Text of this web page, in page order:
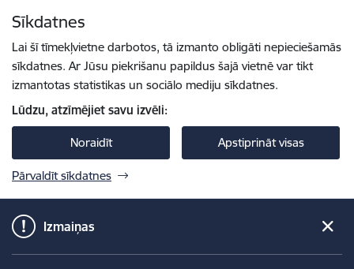
Sīkdatnes
Lai šī tīmekļvietne darbotos, tā izmanto obligāti nepieciešamās
sīkdatnes. Ar Jūsu piekrišanu papildus šajā vietnē var tikt
izmantotas statistikas un sociālo mediju sīkdatnes.
Lūdzu, atzīmējiet savu izvēli:
Noraidīt Apstiprināt visas
Pārvaldīt sīkdatnes
Izmaiņas